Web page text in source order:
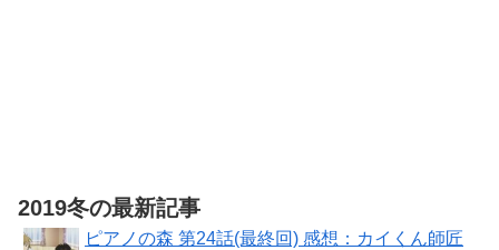
2019冬の最新記事
ピアノの森 第24話(最終回) 感想：カイくん師匠